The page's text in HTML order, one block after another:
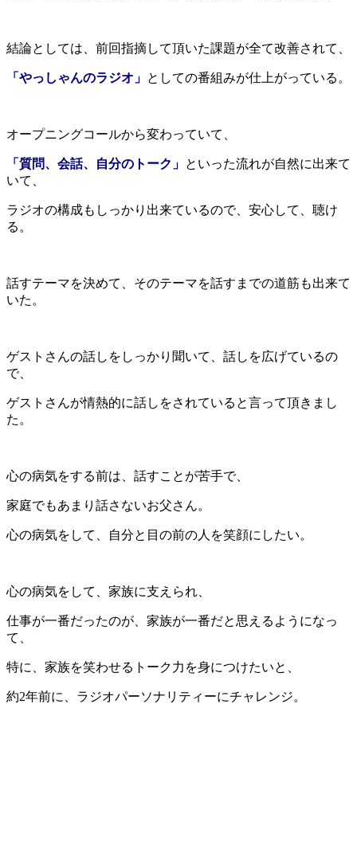
結論としては、前回指摘して頂いた課題が全て改善されて、
「やっしゃんのラジオ」 としての番組みが仕上がっている。
オープニングコールから変わっていて、
「質問、会話、自分のトーク」 といった流れが自然に出来て
いて、
ラジオの構成もしっかり出来ているので、安心して、聴け
る。
話すテーマを決めて、そのテーマを話すまでの道筋も出来て
いた。
ゲストさんの話しをしっかり聞いて、話しを広げているの
で、
ゲストさんが情熱的に話しをされていると言って頂きまし
た。
心の病気をする前は、話すことが苦手で、
家庭でもあまり話さないお父さん。
心の病気をして、自分と目の前の人を笑顔にしたい。
心の病気をして、家族に支えられ、
仕事が一番だったのが、家族が一番だと思えるようになっ
て、
特に、家族を笑わせるトーク力を身につけたいと、
約2年前に、ラジオパーソナリティーにチャレンジ。